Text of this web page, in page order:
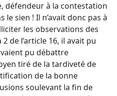
défendeur à la contestation
le sien ! Il n’avait donc pas à
les observations des
de l’article 16, il avait pu
pu débattre
tiré de la tardiveté de
de la bonne
soulevant la fin de